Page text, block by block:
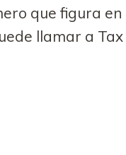
que figura
llamar a